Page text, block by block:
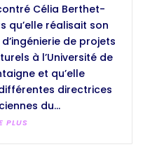
Célia Berthet-
qu’elle réalisait son
de projets
à l’Université de
et qu’elle
directrices
du...
PLUS